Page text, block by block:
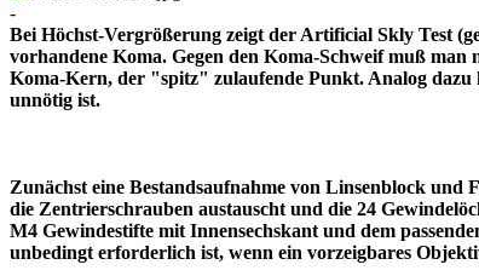
-
Bei Höchst-Vergrößerung zeigt der Artificial Skly Test
vorhandene Koma. Gegen den Koma-Schweif muß
Koma-Kern, der "spitz" zulaufende Punkt. Analog dazu
unnötig ist.
Zunächst eine Bestandsaufnahme von Linsenblock und
die Zentrierschrauben austauscht und die 24
M4 Gewindestifte mit Innensechskant und dem
unbedingt erforderlich ist, wenn ein vorzeigbares